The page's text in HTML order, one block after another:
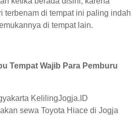
terbenam di tempat ini paling indah
di tempat lain.
Tempat Wajib Para Pemburu
KelilingJogja.ID
sewa Toyota Hiace di Jogja